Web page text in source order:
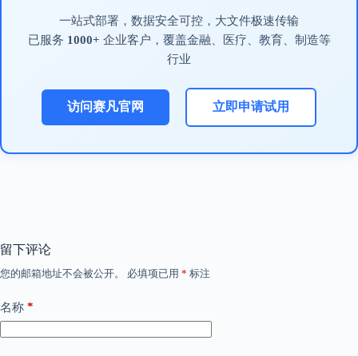
一站式部署，数据安全可控，大文件极速传输
已服务 1000+ 企业客户，覆盖金融、医疗、教育、制造等
行业
访问赛凡官网 立即申请试用
留下评论
您的邮箱地址不会被公开。 必填项已用 * 标注
名称 *